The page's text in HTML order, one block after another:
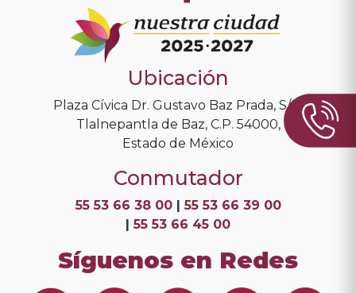
Ubicación
Plaza Cívica Dr. Gustavo Baz Prada, S/N.
Tlalnepantla de Baz, C.P. 54000,
Estado de México
Conmutador
55 53 66 38 00 |55 53 66 39 00
|55 53 66 45 00
Síguenos en Redes